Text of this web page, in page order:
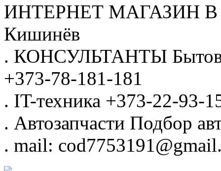
ИНТЕРНЕТ МАГАЗИН
Кишинёв
. КОНСУЛЬТАНТЫ
+373-78-181-181
. IT-техника +373-22-93-
. Автозапчасти Подбор
. mail: